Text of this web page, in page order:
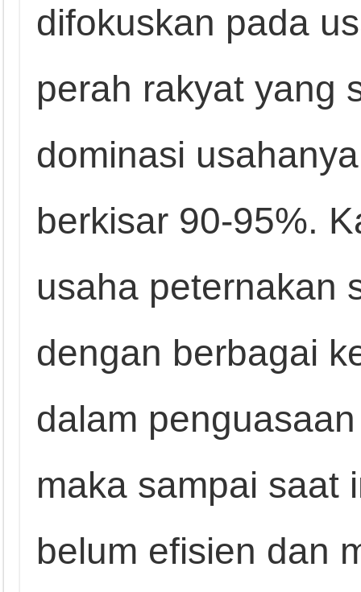
difokuskan pada
perah rakyat yang
dominasi
berkisar 90-95%.
usaha peternakan
dengan berbagai
dalam
maka sampai saat
belum efisien dan